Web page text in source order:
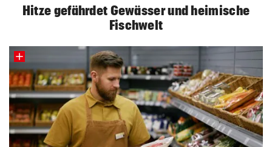
Hitze gefährdet Gewässer und heimische
Fischwelt